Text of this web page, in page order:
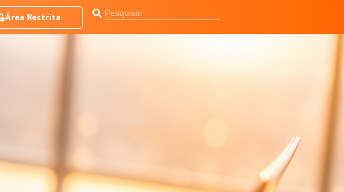
Área Restrita